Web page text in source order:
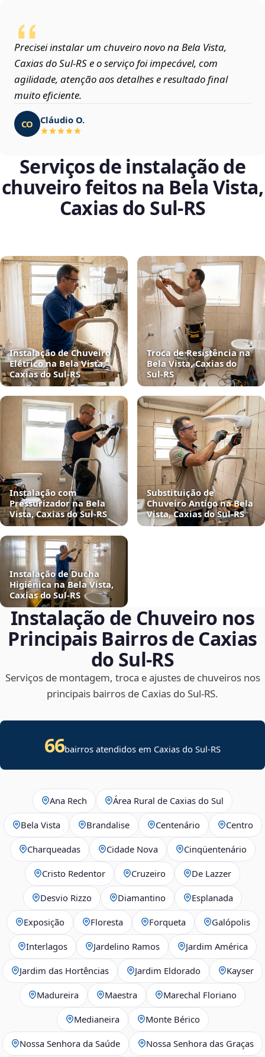
Precisei instalar um chuveiro novo na Bela Vista,
Caxias do Sul‑RS e o serviço foi impecável, com
agilidade, atenção aos detalhes e resultado final
muito eficiente.
CO Cláudio O.
Serviços de instalação de
chuveiro feitos na Bela Vista,
Caxias do Sul‑RS
Instalação de Chuveiro
Elétrico na Bela Vista,
Caxias do Sul‑RS
Troca de Resistência na
Bela Vista, Caxias do
Sul‑RS
Instalação com
Pressurizador na Bela
Vista, Caxias do Sul‑RS
Substituição de
Chuveiro Antigo na Bela
Vista, Caxias do Sul‑RS
Instalação de Ducha
Higiênica na Bela Vista,
Caxias do Sul‑RS
Instalação de Chuveiro nos
Principais Bairros de Caxias
do Sul‑RS
Serviços de montagem, troca e ajustes de chuveiros nos
principais bairros de Caxias do Sul‑RS.
66bairros atendidos em Caxias do Sul-RS
Ana Rech Área Rural de Caxias do Sul
Bela Vista Brandalise Centenário Centro
Charqueadas Cidade Nova Cinqüentenário
Cristo Redentor Cruzeiro De Lazzer
Desvio Rizzo Diamantino Esplanada
Exposição Floresta Forqueta Galópolis
Interlagos Jardelino Ramos Jardim América
Jardim das Hortências Jardim Eldorado Kayser
Madureira Maestra Marechal Floriano
Medianeira Monte Bérico
Nossa Senhora da Saúde Nossa Senhora das Graças